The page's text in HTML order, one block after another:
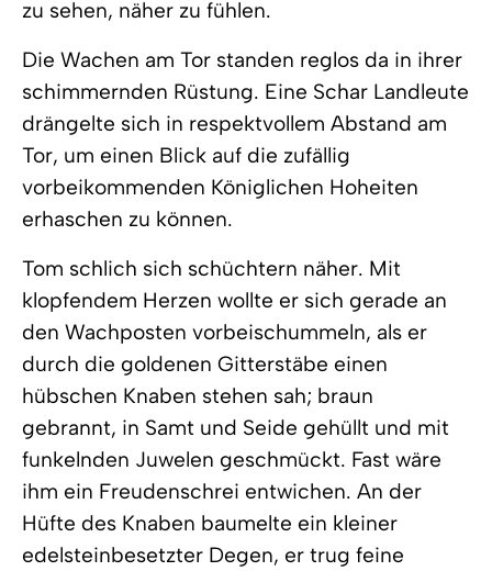
zu sehen, näher zu fühlen.
Die Wachen am Tor standen reglos da in ihrer
schimmernden Rüstung. Eine Schar Landleute
drängelte sich in respektvollem Abstand am
Tor, um einen Blick auf die zufällig
vorbeikommenden Königlichen Hoheiten
erhaschen zu können.
Tom schlich sich schüchtern näher. Mit
klopfendem Herzen wollte er sich gerade an
den Wachposten vorbeischummeln, als er
durch die goldenen Gitterstäbe einen
hübschen Knaben stehen sah; braun
gebrannt, in Samt und Seide gehüllt und mit
funkelnden Juwelen geschmückt. Fast wäre
ihm ein Freudenschrei entwichen. An der
Hüfte des Knaben baumelte ein kleiner
edelsteinbesetzter Degen, er trug feine